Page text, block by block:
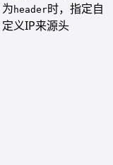
为 header时，指定自
定义IP来源头